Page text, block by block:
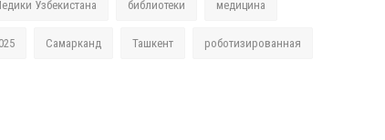
Узбекистана библиотеки медицина
Самарканд Ташкент роботизированная